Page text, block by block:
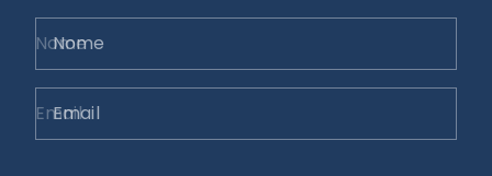
Nome
Email